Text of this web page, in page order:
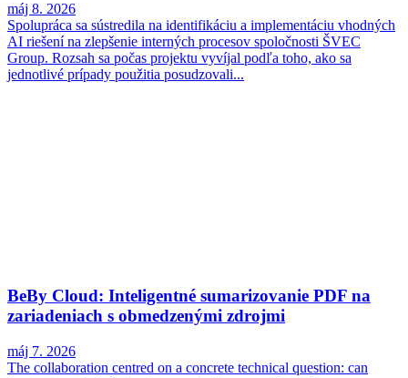
máj 8. 2026
Spolupráca sa sústredila na identifikáciu a implementáciu vhodných
AI riešení na zlepšenie interných procesov spoločnosti ŠVEC
Group. Rozsah sa počas projektu vyvíjal podľa toho, ako sa
jednotlivé prípady použitia posudzovali...
BeBy Cloud: Inteligentné sumarizovanie PDF na
zariadeniach s obmedzenými zdrojmi
máj 7. 2026
The collaboration centred on a concrete technical question: can